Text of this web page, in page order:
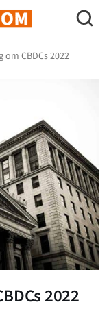
CBDCs 2022
2022